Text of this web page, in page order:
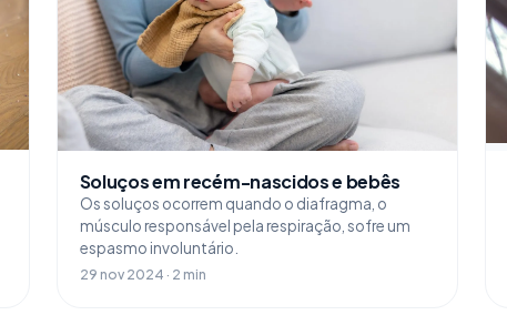
Soluços em recém-nascidos e bebês
Os soluços ocorrem quando o diafragma, o
músculo responsável pela respiração, sofre um
espasmo involuntário.
29 nov 2024 · 2 min